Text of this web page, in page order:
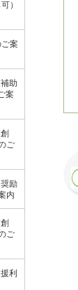
）
案
助
案
ご
励
内
ご
利